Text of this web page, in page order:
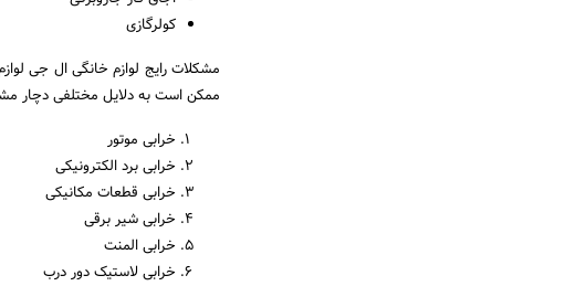
کولرگازی
مشکلات رایج لوازم خانگی ال جی
ممکن است به دلایل مختلفی دچار
خرابی موتور
خرابی برد الکترونیکی
خرابی قطعات مکانیکی
خرابی شیر برقی
خرابی المنت
خرابی لاستیک دور درب